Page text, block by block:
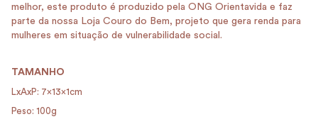
melhor, este produto é produzido pela ONG Orientavida e faz
parte da nossa Loja Couro do Bem, projeto que gera renda para
mulheres em situação de vulnerabilidade social.
TAMANHO
LxAxP: 7x13x1cm
Peso: 100g